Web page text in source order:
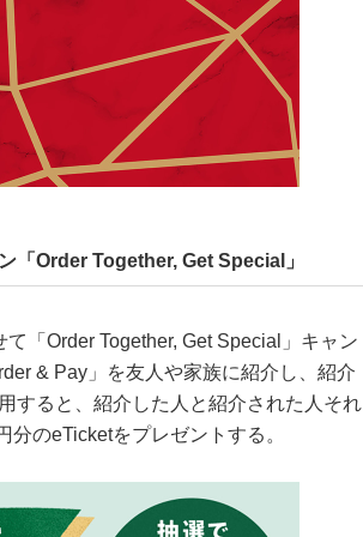
「Order Together, Get Special」
「Order Together, Get Special」キャン
& Pay」を友人や家族に紹介し、紹介
すると、紹介した人と紹介された人それ
のeTicketをプレゼントする。